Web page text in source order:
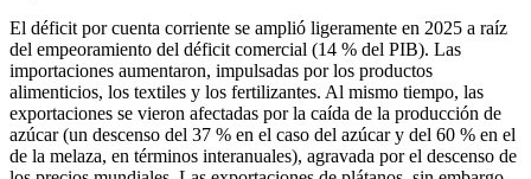
El déficit por cuenta corriente se amplió ligeramente en 2025 a raíz
del empeoramiento del déficit comercial (14 % del PIB). Las
importaciones aumentaron, impulsadas por los productos
alimenticios, los textiles y los fertilizantes. Al mismo tiempo, las
exportaciones se vieron afectadas por la caída de la producción de
azúcar (un descenso del 37 % en el caso del azúcar y del 60 % en el
de la melaza, en términos interanuales), agravada por el descenso de